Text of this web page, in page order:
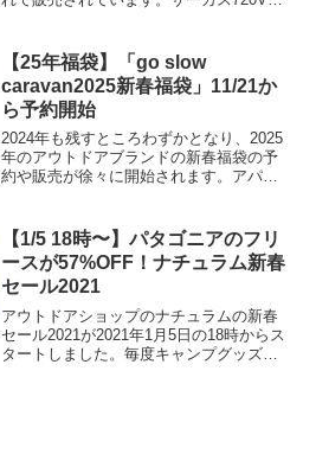
います。詳細をレビューします。
【25年福袋】「go slow
caravan2025新春福袋」11/21か
ら予約開始
2024年も残すところわずかとなり、2025
年のアウトドアブランドの新春福袋の予
約や販売が徐々に開始されます。アパレ
が2024年11月21日から始まっています。
詳細をレビューします。
【1/5 18時〜】パタゴニアのフリ
ースが57%OFF！ナチュラム新春
セール2021
アウトドアショップのナチュラムの新春
セール2021が2021年1月5日の18時からス
タートしました。毎度キャンプグッズを